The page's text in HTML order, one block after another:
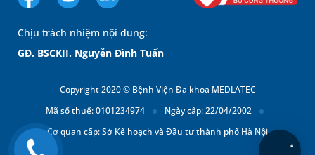
Chịu trách nhiệm nội dung:
GĐ. BSCKII. Nguyễn Đình Tuấn
Copyright 2020 © Bệnh Viện Đa khoa MEDLATEC
Mã số thuế: 0101234974
Ngày cấp: 22/04/2002
Cơ quan cấp: Sở Kế hoạch và Đầu tư thành phố Hà Nội